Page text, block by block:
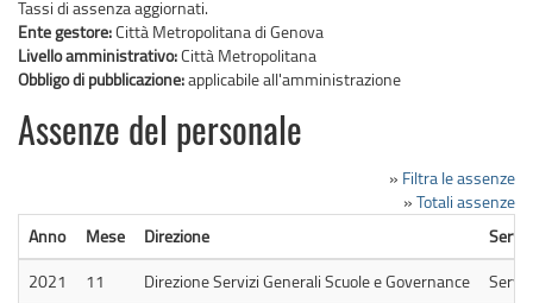
Tassi di assenza aggiornati.
Ente gestore:Città Metropolitana di Genova
Livello amministrativo:Città Metropolitana
Obbligo di pubblicazione:applicabile all'amministrazione
Assenze del personale
» Filtra le assenze
» Totali assenze
Anno
Mese Direzione
2021
11 Direzione Servizi Generali Scuole e Governance